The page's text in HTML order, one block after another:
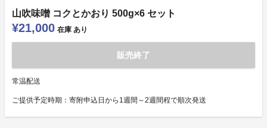
山吹味噌 コクとかおり 500g×6 セット
¥21,000 在庫 あり
販売終了
常温配送
ご提供予定時期：寄附申込日から1週間～2週間程で順次発送